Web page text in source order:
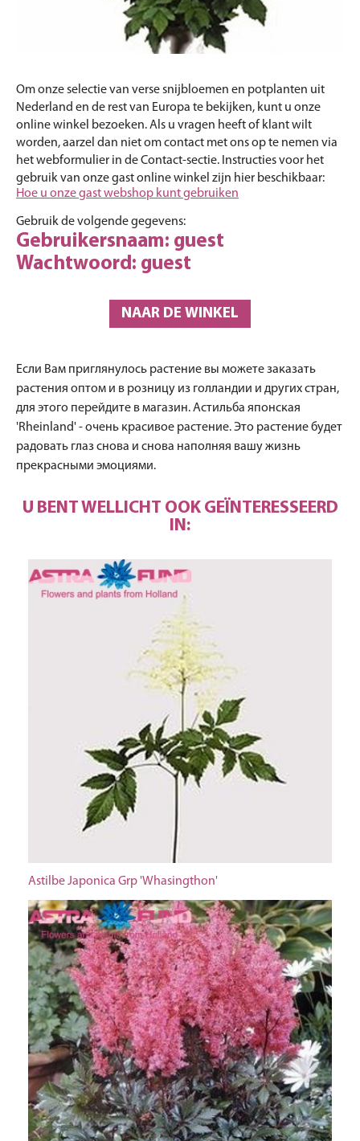
Om onze selectie van verse snijbloemen en potplanten uit
Nederland en de rest van Europa te bekijken, kunt u onze
online winkel bezoeken. Als u vragen heeft of klant wilt
worden, aarzel dan niet om contact met ons op te nemen via
het webformulier in de Contact-sectie. Instructies voor het
gebruik van onze gast online winkel zijn hier beschikbaar:
Hoe u onze gast webshop kunt gebruiken
Gebruik de volgende gegevens:
Gebruikersnaam: guest
Wachtwoord: guest
NAAR DE WINKEL
Если Вам приглянулось растение вы можете заказать
растения оптом и в розницу из голландии и других стран,
для этого перейдите в магазин. Астильба японская
'Rheinland' - очень красивое растение. Это растение будет
радовать глаз снова и снова наполняя вашу жизнь
прекрасными эмоциями.
U BENT WELLICHT OOK GEÏNTERESSEERD
IN:
Astilbe Japonica Grp 'Whasingthon'